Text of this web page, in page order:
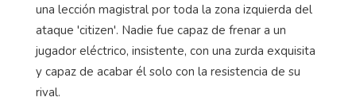
una lección magistral por toda la zona izquierda del
ataque 'citizen'. Nadie fue capaz de frenar a un
jugador eléctrico, insistente, con una zurda exquisita
y capaz de acabar él solo con la resistencia de su
rival.